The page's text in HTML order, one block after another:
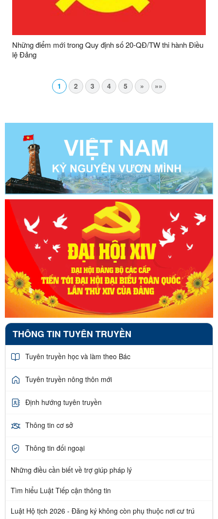
Những điểm mới trong Quy định số 20-QĐ/TW thi hành Điều
lệ Đảng
1 2 3 4 5 » »»
THÔNG TIN TUYÊN TRUYỀN
Tuyên truyền học và làm theo Bác
Tuyên truyền nông thôn mới
Định hướng tuyên truyền
Thông tin cơ sở
Thông tin đối ngoại
Những điều cần biết về trợ giúp pháp lý
Tìm hiểu Luật Tiếp cận thông tin
Luật Hộ tịch 2026 - Đăng ký không còn phụ thuộc nơi cư trú